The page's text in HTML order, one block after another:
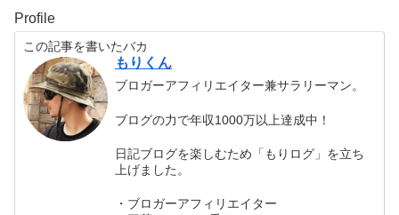
Profile
この記事を書いたバカ
もりくん
ブロガーアフィリエイター兼サラリーマン。
ブログの力で年収1000万以上達成中！
日記ブログを楽しむため「もりログ」を立ち
上げました。
・ブロガーアフィリエイター